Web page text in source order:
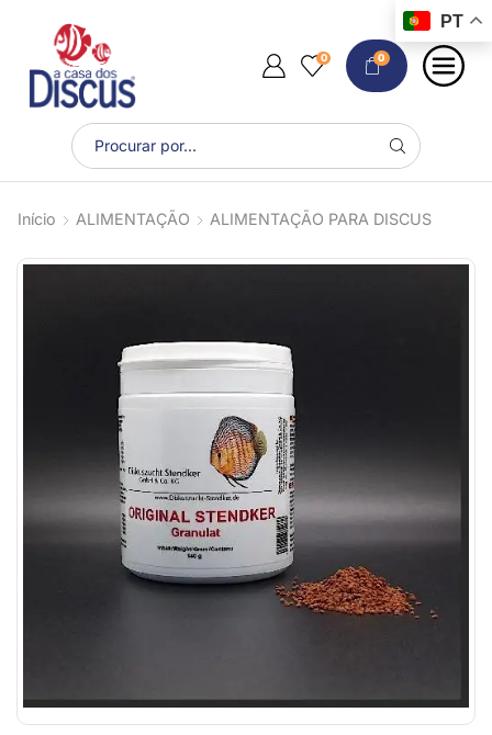
0 0
Início ALIMENTAÇÃO ALIMENTAÇÃO PARA DISCUS
PT